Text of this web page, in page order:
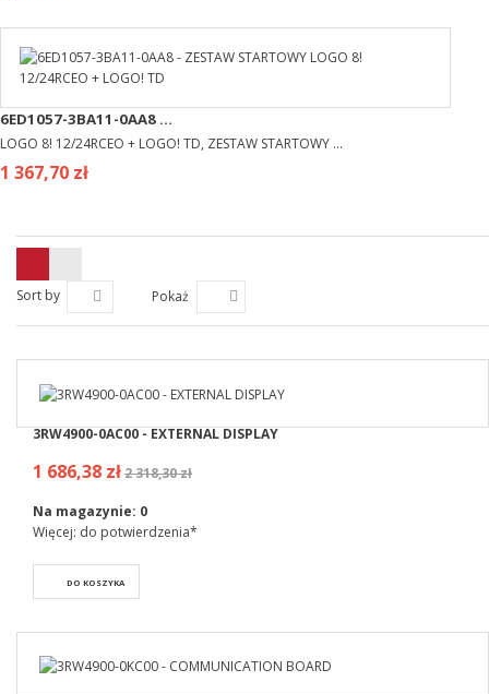
6ED1057-3BA11-0AA8 ...
LOGO 8! 12/24RCEO + LOGO! TD, ZESTAW STARTOWY ...
1 367,70 zł
Sort by Pokaż
3RW4900-0AC00 - EXTERNAL DISPLAY
1 686,38 zł2 318,30 zł
Na magazynie: 0
Więcej: do potwierdzenia*
DO KOSZYKA